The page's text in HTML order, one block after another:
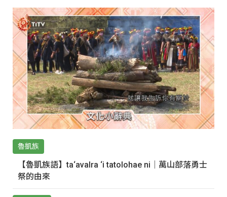
魯凱族
【魯凱族語】ta‘avalra ‘i tatolohae ni｜萬山部落勇士
祭的由來